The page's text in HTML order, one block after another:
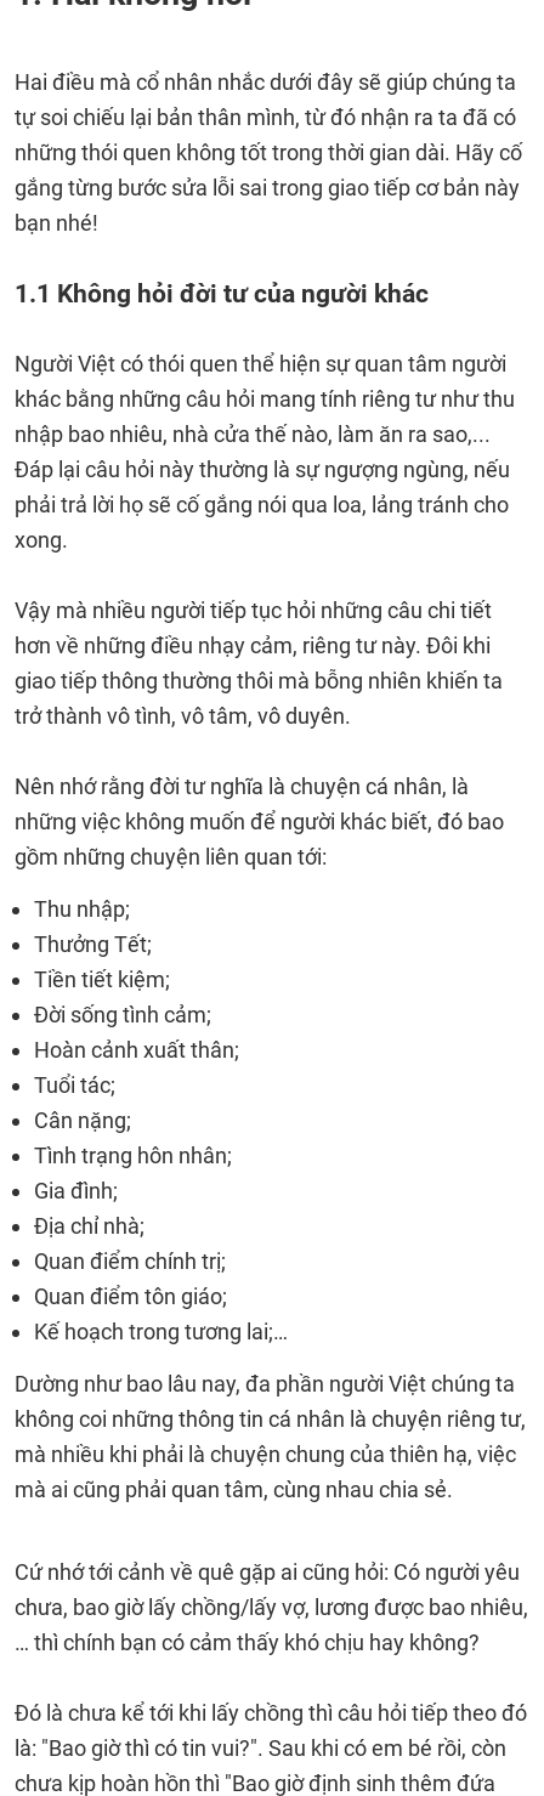
Hai điều mà cổ nhân nhắc dưới đây sẽ giúp chúng ta
tự soi chiếu lại bản thân mình, từ đó nhận ra ta đã có
những thói quen không tốt trong thời gian dài. Hãy cố
gắng từng bước sửa lỗi sai trong giao tiếp cơ bản này
bạn nhé!
1.1 Không hỏi đời tư của người khác
Người Việt có thói quen thể hiện sự quan tâm người
khác bằng những câu hỏi mang tính riêng tư như thu
nhập bao nhiêu, nhà cửa thế nào, làm ăn ra sao,...
Đáp lại câu hỏi này thường là sự ngượng ngùng, nếu
phải trả lời họ sẽ cố gắng nói qua loa, lảng tránh cho
xong.
Vậy mà nhiều người tiếp tục hỏi những câu chi tiết
hơn về những điều nhạy cảm, riêng tư này. Đôi khi
giao tiếp thông thường thôi mà bỗng nhiên khiến ta
trở thành vô tình, vô tâm, vô duyên.
Nên nhớ rằng đời tư nghĩa là chuyện cá nhân, là
những việc không muốn để người khác biết, đó bao
gồm những chuyện liên quan tới:
Thu nhập;
Thưởng Tết;
Tiền tiết kiệm;
Đời sống tình cảm;
Hoàn cảnh xuất thân;
Tuổi tác;
Cân nặng;
Tình trạng hôn nhân;
Gia đình;
Địa chỉ nhà;
Quan điểm chính trị;
Quan điểm tôn giáo;
Kế hoạch trong tương lai;…
Dường như bao lâu nay, đa phần người Việt chúng ta
không coi những thông tin cá nhân là chuyện riêng tư,
mà nhiều khi phải là chuyện chung của thiên hạ, việc
mà ai cũng phải quan tâm, cùng nhau chia sẻ.
Cứ nhớ tới cảnh về quê gặp ai cũng hỏi: Có người yêu
chưa, bao giờ lấy chồng/lấy vợ, lương được bao nhiêu,
… thì chính bạn có cảm thấy khó chịu hay không?
Đó là chưa kể tới khi lấy chồng thì câu hỏi tiếp theo đó
là: "Bao giờ thì có tin vui?". Sau khi có em bé rồi, còn
chưa kịp hoàn hồn thì "Bao giờ định sinh thêm đứa